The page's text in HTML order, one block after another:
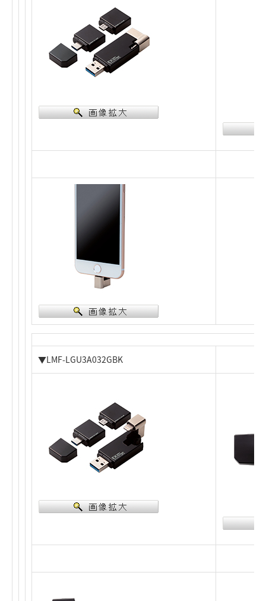
▼LMF-LGU3A032GBK